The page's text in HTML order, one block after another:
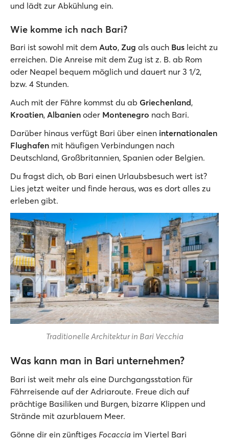
und lädt zur Abkühlung ein.
Wie komme ich nach Bari?
Bari ist sowohl mit dem Auto, Zug als auch Bus leicht zu
erreichen. Die Anreise mit dem Zug ist z. B. ab Rom
oder Neapel bequem möglich und dauert nur 3 1/2,
bzw. 4 Stunden.
Auch mit der Fähre kommst du ab Griechenland,
Kroatien, Albanien oder Montenegro nach Bari.
Darüber hinaus verfügt Bari über einen internationalen
Flughafen mit häufigen Verbindungen nach
Deutschland, Großbritannien, Spanien oder Belgien.
Du fragst dich, ob Bari einen Urlaubsbesuch wert ist?
Lies jetzt weiter und finde heraus, was es dort alles zu
erleben gibt.
Traditionelle Architektur in Bari Vecchia
Was kann man in Bari unternehmen?
Bari ist weit mehr als eine Durchgangsstation für
Fährreisende auf der Adriaroute. Freue dich auf
prächtige Basiliken und Burgen, bizarre Klippen und
Strände mit azurblauem Meer.
Gönne dir ein zünftiges Focaccia im Viertel Bari